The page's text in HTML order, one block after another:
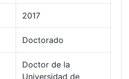
2017
Doctorado
Doctor de la
Universidad de